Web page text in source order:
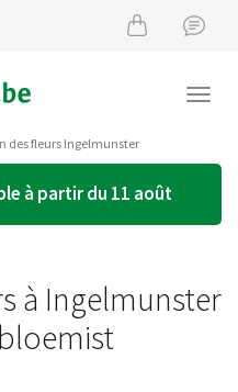
des fleurs Ingelmunster
à partir du 11 août
à Ingelmunster